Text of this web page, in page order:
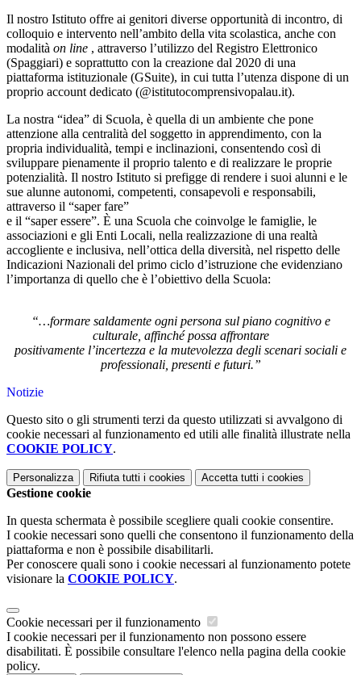
Il nostro Istituto offre ai genitori diverse opportunità di incontro, di
colloquio e intervento nell’ambito della vita scolastica, anche con
modalità on line , attraverso l’utilizzo del Registro Elettronico
(Spaggiari) e soprattutto con la creazione dal 2020 di una
piattaforma istituzionale (GSuite), in cui tutta l’utenza dispone di un
proprio account dedicato (@istitutocomprensivopalau.it).
La nostra “idea” di Scuola, è quella di un ambiente che pone
attenzione alla centralità del soggetto in apprendimento, con la
propria individualità, tempi e inclinazioni, consentendo così di
sviluppare pienamente il proprio talento e di realizzare le proprie
potenzialità. Il nostro Istituto si prefigge di rendere i suoi alunni e le
sue alunne autonomi, competenti, consapevoli e responsabili,
attraverso il “saper fare”
e il “saper essere”. È una Scuola che coinvolge le famiglie, le
associazioni e gli Enti Locali, nella realizzazione di una realtà
accogliente e inclusiva, nell’ottica della diversità, nel rispetto delle
Indicazioni Nazionali del primo ciclo d’istruzione che evidenziano
l’importanza di quello che è l’obiettivo della Scuola:
“…formare saldamente ogni persona sul piano cognitivo e
culturale, affinché possa affrontare
positivamente l’incertezza e la mutevolezza degli scenari sociali e
professionali, presenti e futuri.”
Notizie
Questo sito o gli strumenti terzi da questo utilizzati si avvalgono di
cookie necessari al funzionamento ed utili alle finalità illustrate nella
COOKIE POLICY.
Personalizza Rifiuta tutti i cookies Accetta tutti i cookies
Gestione cookie
In questa schermata è possibile scegliere quali cookie consentire.
I cookie necessari sono quelli che consentono il funzionamento della
piattaforma e non è possibile disabilitarli.
Per conoscere quali sono i cookie necessari al funzionamento potete
visionare la COOKIE POLICY.
Cookie necessari per il funzionamento
I cookie necessari per il funzionamento non possono essere
disabilitati. È possibile consultare l'elenco nella pagina della cookie
policy.